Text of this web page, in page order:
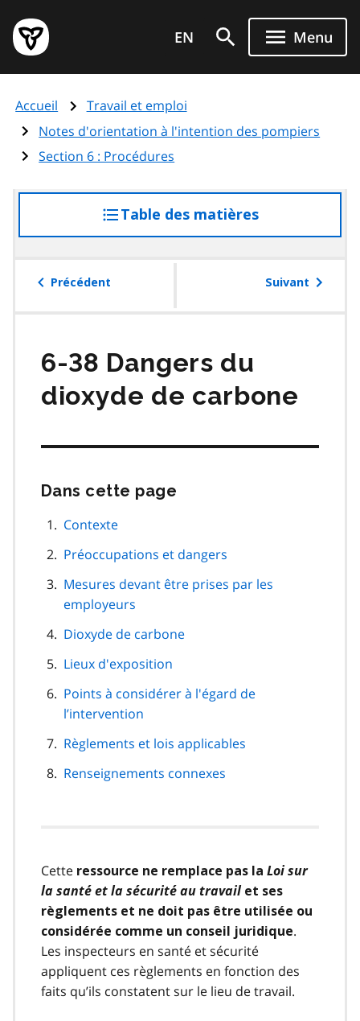
au
contenu
principal
Page
d'accueil
de
l'Ontario
EN Menu
Accueil
Travail et emploi
Notes d'orientation à l'intention des pompiers
Section 6 : Procédures
Table des matières
à
table
Précédent Suivant
6-38 Dangers du
dioxyde de carbone
Dans cette page
page
Contexte
Préoccupations et dangers
Mesures devant être prises par les
employeurs
Dioxyde de carbone
Lieux d'exposition
Points à considérer à l'égard de
l’intervention
Règlements et lois applicables
Renseignements connexes
Cette ressource ne remplace pas la Loi sur
la santé et la sécurité au travailet ses
règlements et ne doit pas être utilisée ou
considérée comme un conseil juridique.
Les inspecteurs en santé et sécurité
appliquent ces règlements en fonction des
faits qu’ils constatent sur le lieu de travail.